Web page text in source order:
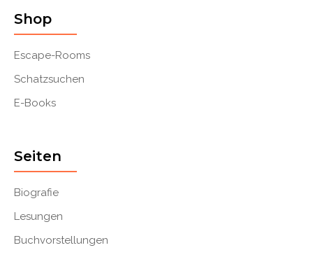
Shop
Escape-Rooms
Schatzsuchen
E-Books
Seiten
Biografie
Lesungen
Buchvorstellungen